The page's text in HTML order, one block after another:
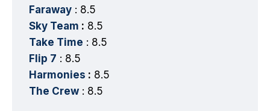
Faraway : 8.5
Sky Team : 8.5
Take Time : 8.5
Flip 7 : 8.5
Harmonies : 8.5
The Crew : 8.5